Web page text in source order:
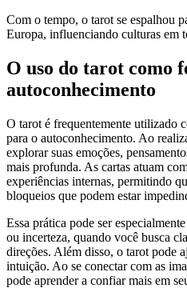
Com o tempo, o tarot se espalhou
Europa, influenciando culturas em
O uso do tarot como
autoconhecimento
O tarot é frequentemente utilizado
para o autoconhecimento. Ao
explorar suas emoções,
mais profunda. As cartas atuam
experiências internas, permitindo
bloqueios que podem estar
Essa prática pode ser
ou incerteza, quando você busca
direções. Além disso, o tarot pode
intuição. Ao se conectar com as
pode aprender a confiar mais em